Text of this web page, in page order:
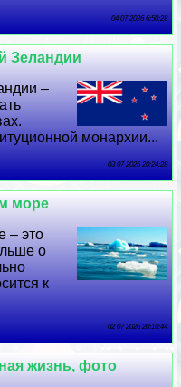
04 07 2026 6:50:28
Зеландии
–
монархии...
03 07 2026 20:24:28
море
– это
о
к
02 07 2026 20:10:44
жизнь, фото